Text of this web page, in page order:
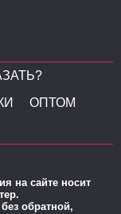
ОПТОМ
на сайте носит
обратной,